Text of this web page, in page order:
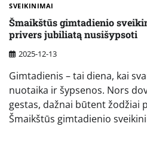
SVEIKINIMAI
Šmaikštūs gimtadienio
privers jubiliatą nusišypsoti
2025-12-13
Gimtadienis – tai diena, kai
nuotaika ir šypsenos. Nors
gestas, dažnai būtent žodžiai
Šmaikštūs gimtadienio